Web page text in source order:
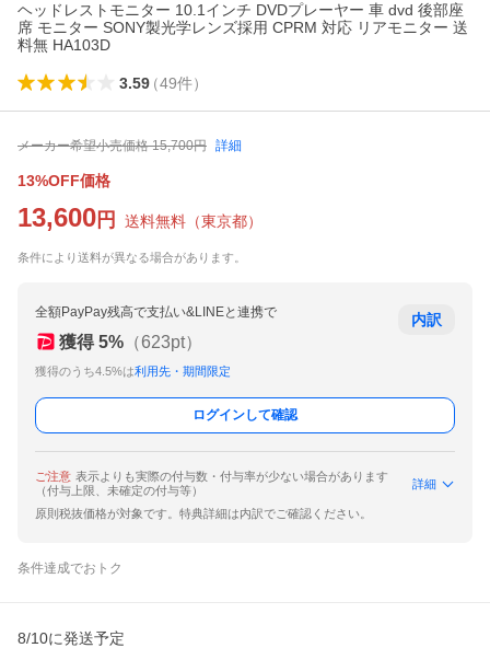
ヘッドレストモニター 10.1インチ DVDプレーヤー 車 dvd 後部座
席 モニター SONY製光学レンズ採用 CPRM 対応 リアモニター 送
料無 HA103D
3.59（49件）
メーカー希望小売価格 15,700円 詳細
13%OFF価格
13,600 円 送料無料 （東京都）
条件により送料が異なる場合があります。
全額PayPay残高で支払い&LINEと連携で
獲得 5% （623pt）
獲得のうち4.5%は利用先・期間限定
内訳
ログインして確認
ご注意 表示よりも実際の付与数・付与率が少ない場合があります
（付与上限、未確定の付与等）
詳細
原則税抜価格が対象です。特典詳細は内訳でご確認ください。
条件達成でおトク
8/10に発送予定